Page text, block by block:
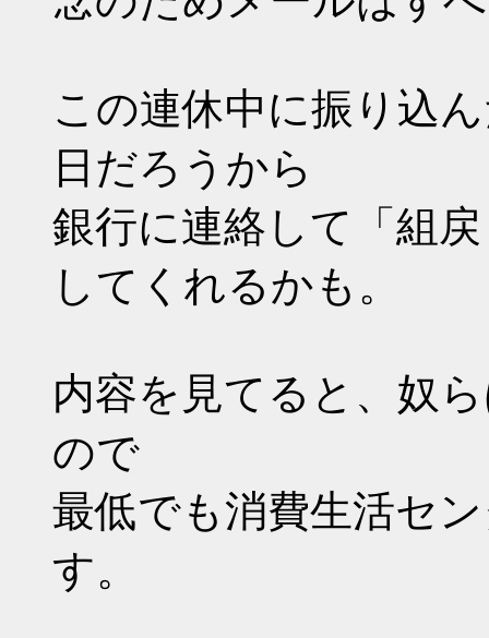
この連休中に振り込
日だろうから
銀行に連絡して「組
してくれるかも。
内容を見てると、奴
ので
最低でも消費生活セ
す。